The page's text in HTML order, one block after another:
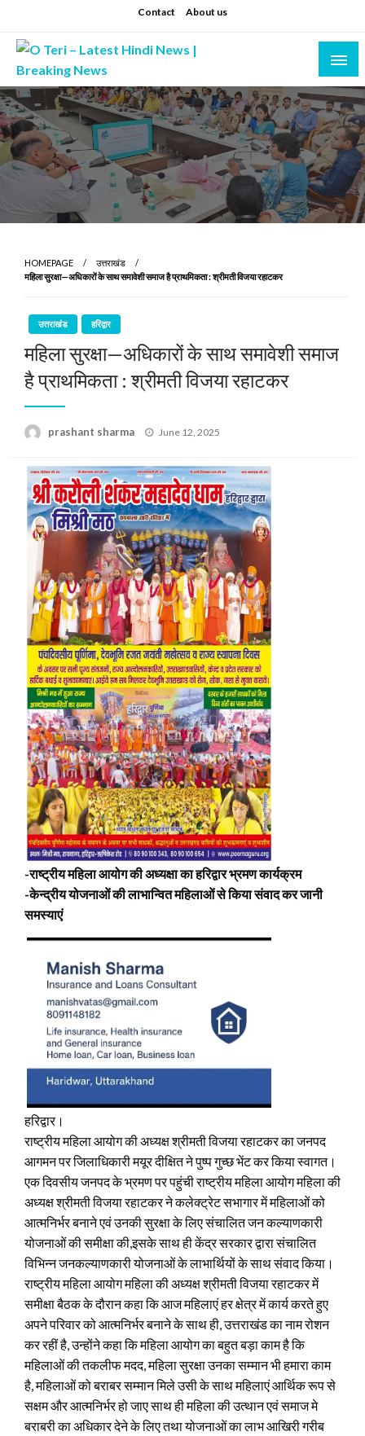
to
content
Contact About us
O Teri – Latest Hindi News | Breaking News
Prashant sharma (shastri)
HOMEPAGE
उत्तराखंड
महिला सुरक्षा—अधिकारों के साथ समावेशी समाज है प्राथमिकता : श्रीमती विजया रहाटकर
उत्तराखंड हरिद्वार
महिला सुरक्षा—अधिकारों के साथ समावेशी समाज
है प्राथमिकता : श्रीमती विजया रहाटकर
prashant sharma
Posted
June 12, 2025
-राष्ट्रीय महिला आयोग की अध्यक्षा का हरिद्वार भ्रमण कार्यक्रम
-केन्द्रीय योजनाओं की लाभान्वित महिलाओं से किया संवाद कर जानी
समस्याएं
हरिद्वार।
राष्ट्रीय महिला आयोग की अध्यक्ष श्रीमती विजया रहाटकर का जनपद
आगमन पर जिलाधिकारी मयूर दीक्षित ने पुष्प गुच्छ भेंट कर किया स्वागत।
एक दिवसीय जनपद के भ्रमण पर पहुंची राष्ट्रीय महिला आयोग महिला की
अध्यक्ष श्रीमती विजया रहाटकर ने कलेक्ट्रेट सभागार में महिलाओं को
आत्मनिर्भर बनाने एवं उनकी सुरक्षा के लिए संचालित जन कल्याणकारी
योजनाओं की समीक्षा की,इसके साथ ही केंद्र सरकार द्वारा संचालित
विभिन्न जनकल्याणकारी योजनाओं के लाभार्थियों के साथ संवाद किया।
राष्ट्रीय महिला आयोग महिला की अध्यक्ष श्रीमती विजया रहाटकर में
समीक्षा बैठक के दौरान कहा कि आज महिलाएं हर क्षेत्र में कार्य करते हुए
अपने परिवार को आत्मनिर्भर बनाने के साथ ही, उत्तराखंड का नाम रोशन
कर रहीं है, उन्होंने कहा कि महिला आयोग का बहुत बड़ा काम है कि
महिलाओं की तकलीफ मदद, महिला सुरक्षा उनका सम्मान भी हमारा काम
है, महिलाओं को बराबर सम्मान मिले उसी के साथ महिलाएं आर्थिक रूप से
सक्षम और आत्मनिर्भर हो जाए साथ ही महिला की उत्थान एवं समाज मे
बराबरी का अधिकार देने के लिए तथा योजनाओं का लाभ आखिरी गरीब